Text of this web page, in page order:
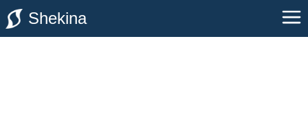
Shekina